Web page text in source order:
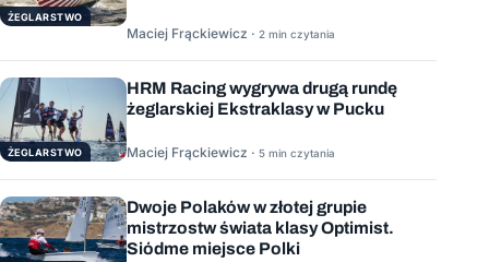
ŻEGLARSTWO
Maciej Frąckiewicz · 2 min czytania
ŻEGLARSTWO
HRM Racing wygrywa drugą rundę
żeglarskiej Ekstraklasy w Pucku
Maciej Frąckiewicz · 5 min czytania
Dwoje Polaków w złotej grupie
mistrzostw świata klasy Optimist.
Siódme miejsce Polki